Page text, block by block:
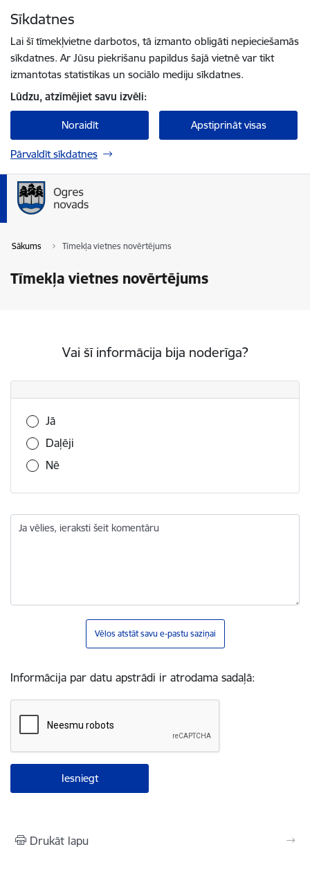
Sīkdatnes
Lai šī tīmekļvietne darbotos, tā izmanto obligāti nepieciešamās
sīkdatnes. Ar Jūsu piekrišanu papildus šajā vietnē var tikt
izmantotas statistikas un sociālo mediju sīkdatnes.
Lūdzu, atzīmējiet savu izvēli:
Noraidīt Apstiprināt visas
Pārvaldīt sīkdatnes
Sākums Tīmekļa vietnes novērtējums
Tīmekļa vietnes novērtējums
Vai šī informācija bija noderīga?
Vai šī informācija bija noderīga?
Jā
Daļēji
Nē
Ja vēlies, ieraksti šeit komentāru
Vēlos atstāt savu e-pastu saziņai
Informācija par datu apstrādi ir atrodama sadaļā:
Drukāt lapu